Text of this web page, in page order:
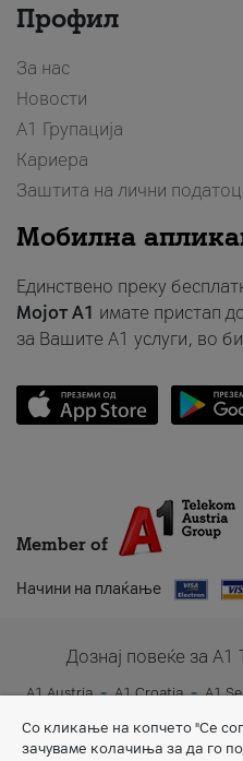
Профил
За нас
Новости
А1 Групација
Кариера
Заштита на лични
Мобилна
Единствено преку
Мојот A1 имате пристап
за Вашите A1 услуги, во
Member of
Начини на плаќање
Дознај повеќе за
A1 Austria A1 Croatia A1
A1 Slovenia
Со кликање на копчето "Се
зачуваме колачиња за да го